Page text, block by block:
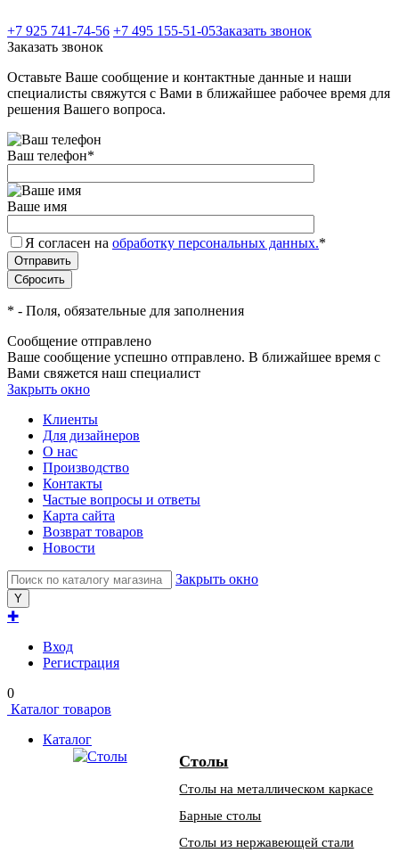
+7 925 741-74-56 +7 495 155-51-05Заказать звонок
Заказать звонок
Оставьте Ваше сообщение и контактные данные и наши
специалисты свяжутся с Вами в ближайшее рабочее время для
решения Вашего вопроса.
Ваш телефон*
Ваше имя
Я согласен на обработку персональных данных.*
* - Поля, обязательные для заполнения
Сообщение отправлено
Ваше сообщение успешно отправлено. В ближайшее время с
Вами свяжется наш специалист
Закрыть окно
Клиенты
Для дизайнеров
О нас
Производство
Контакты
Частые вопросы и ответы
Карта сайта
Возврат товаров
Новости
Закрыть окно
✚
Вход
Регистрация
0
Каталог товаров
Каталог
Столы
Столы на металлическом каркасе
Барные столы
Столы из нержавеющей стали